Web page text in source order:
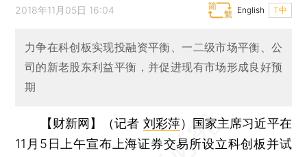
2018年11月05日 16:04 T中
English
力争在科创板实现投融资平衡、一二级市场平衡、公
司的新老股东利益平衡，并促进现有市场形成良好预
期
【财新网】（记者 刘彩萍） 国家主席习近平在
11月5日上午宣布上海证券交易所设立科创板并试